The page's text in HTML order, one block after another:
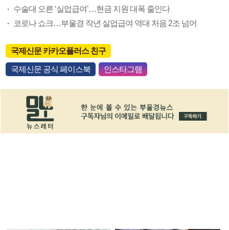
수술대 오른 ‘실업급여’…현금 지원 대폭 줄인다
코로나 쇼크…부울경 작년 실업급여 역대 처음 2조 넘어
국제신문 카카오플러스 친구
국제신문 공식 페이스북 인스타그램